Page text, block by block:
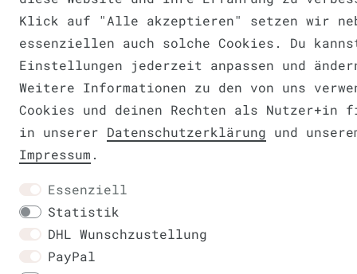
Klick auf "Alle akzeptieren" setzen wir
essenziellen auch solche Cookies. Du
Einstellungen jederzeit anpassen und
Weitere Informationen zu den von uns
Cookies und deinen Rechten als Nutzer+in
in unserer Daten­schutz­erklärung und
Impressum .
Essenziell
Statistik
DHL Wunschzustellung
PayPal